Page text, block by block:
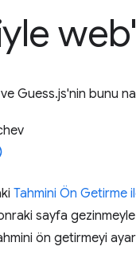
Guess.js'nin bunu
Tahmini Ön Getirme
sayfa gezinmeyle
ön getirmeyi